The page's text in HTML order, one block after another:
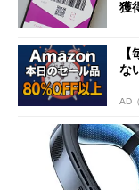
獲
な
AD